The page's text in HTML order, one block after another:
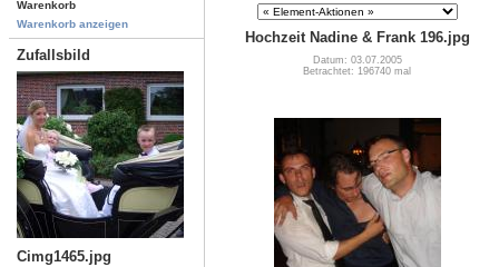
Warenkorb
Warenkorb anzeigen
Zufallsbild
Cimg1465.jpg
Hochzeit Nadine & Frank 196.jpg
Datum: 03.07.2005
Betrachtet: 196740 mal